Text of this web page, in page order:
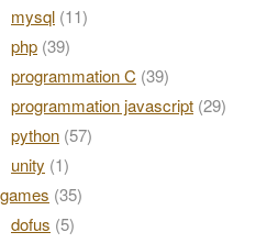
mysql (11)
php (39)
programmation C (39)
programmation javascript (29)
python (57)
unity (1)
games (35)
dofus (5)